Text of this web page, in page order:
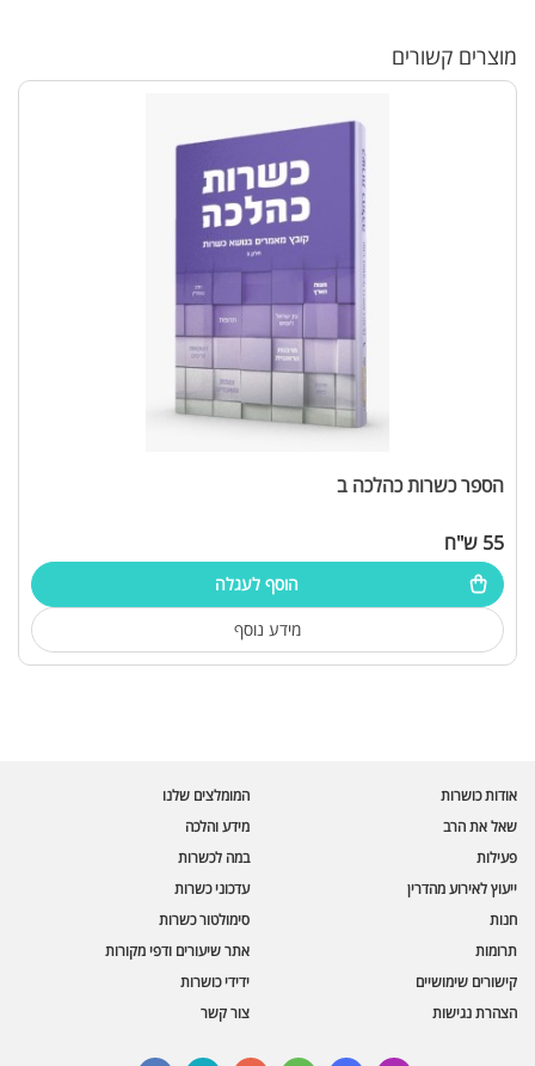
מוצרים קשורים
הספר כשרות כהלכה ב
55 ש"ח
הוסף לעגלה
מידע נוסף
אודות כושרות
שאל את הרב
פעילות
ייעוץ לאירוע מהדרין
המומלצים שלנו
מידע והלכה
במה לכשרות
עדכוני כשרות
חנות
תרומות
קישורים שימושיים
הצהרת נגישות
סימולטור כשרות
אתר שיעורים ודפי מקורות
ידידי כושרות
צור קשר
🪲 בדיקת חרקים
מספר כושרות ומאמרי האתר
🔀 תערובות כלים ומאכלים